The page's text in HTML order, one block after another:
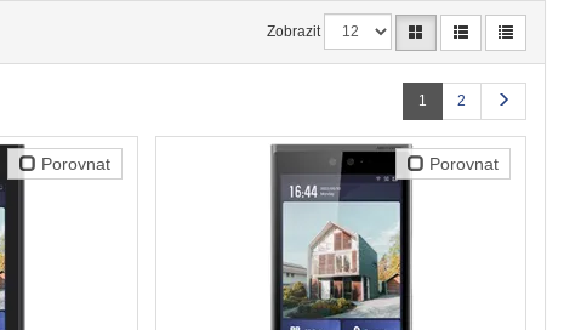
Zobrazit
1 2
Porovnat Porovnat